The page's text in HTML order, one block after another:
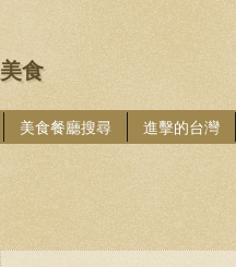
美食
美食餐廳搜尋 進擊的台灣